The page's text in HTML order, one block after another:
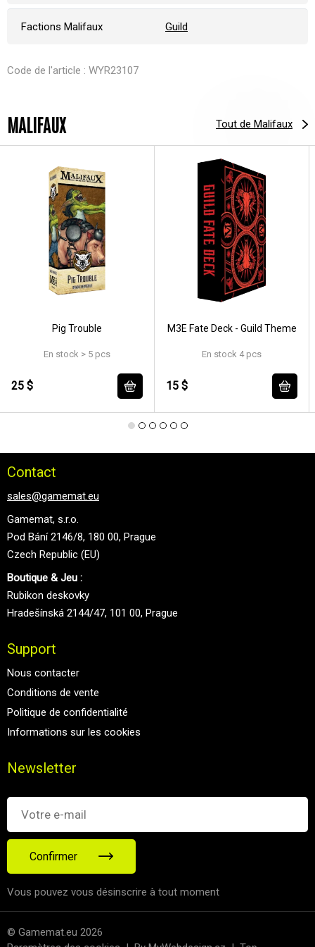
Factions Malifaux Guild
Code de l'article : WYR23107
MALIFAUX Tout de Malifaux
Pig Trouble
En stock > 5 pcs
25 $
M3E Fate Deck - Guild Theme
En stock 4 pcs
15 $
Contact
sales@gamemat.eu
Gamemat, s.r.o.
Pod Bání 2146/8, 180 00, Prague
Czech Republic (EU)
Boutique & Jeu :
Rubikon deskovky
Hradešínská 2144/47, 101 00, Prague
Support
Nous contacter
Conditions de vente
Politique de confidentialité
Informations sur les cookies
Newsletter
Confirmer
Vous pouvez vous désinscrire à tout moment
© Gamemat.eu 2026